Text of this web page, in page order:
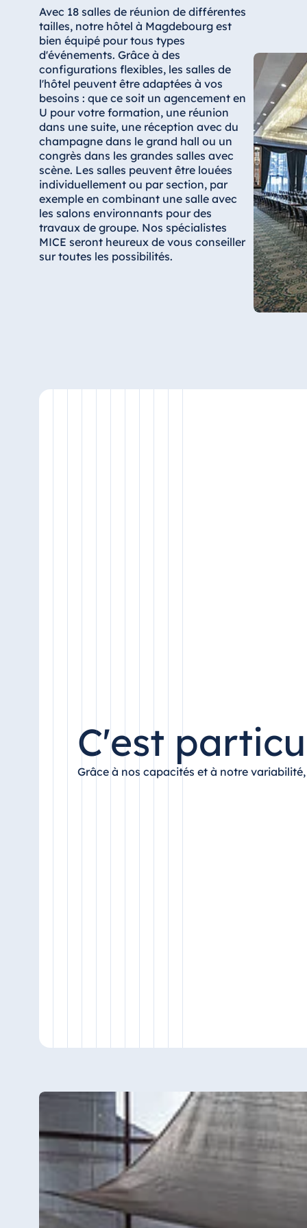
Hotel Paradise Blue Albena
Hotel Amelia
Chine
Hotel Taicang Garden
Hotel & Conference Center Taicang
Italie
Resort Calabria
Maurice
Avec 18 salles de réunion de différentes
tailles, notre hôtel à Magdebourg est
bien équipé pour tous types
d'événements. Grâce à des
configurations flexibles, les salles de
l'hôtel peuvent être adaptées à vos
besoins : que ce soit un agencement en
U pour votre formation, une réunion
dans une suite, une réception avec du
champagne dans le grand hall ou un
congrès dans les grandes salles avec
scène. Les salles peuvent être louées
individuellement ou par section, par
exemple en combinant une salle avec
les salons environnants pour des
travaux de groupe. Nos spécialistes
MICE seront heureux de vous conseiller
sur toutes les possibilités.
C'est
Grâce à nos capacités et à notre